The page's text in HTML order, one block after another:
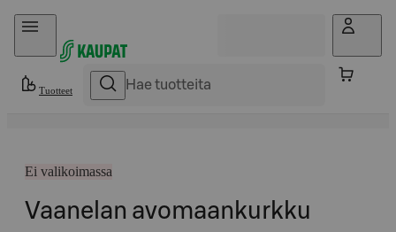
Hyppää sisältöön
Tuotteet
Ei valikoimassa
Vaanelan avomaankurkku